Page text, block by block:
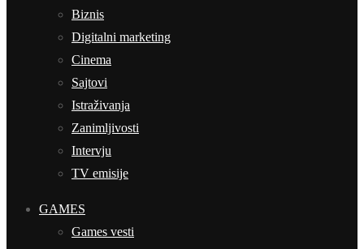
Biznis
Digitalni marketing
Cinema
Sajtovi
Istraživanja
Zanimljivosti
Intervju
TV emisije
GAMES
Games vesti